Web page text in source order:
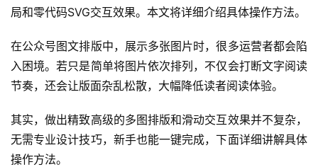
局和零代码SVG交互效果。本文将详细介绍具体操作方法。
在公众号图文排版中，展示多张图片时，很多运营者都会陷
入困境。若只是简单将图片依次排列，不仅会打断文字阅读
节奏，还会让版面杂乱松散，大幅降低读者阅读体验。
其实，做出精致高级的多图排版和滑动交互效果并不复杂，
无需专业设计技巧，新手也能一键完成，下面详细讲解具体
操作方法。